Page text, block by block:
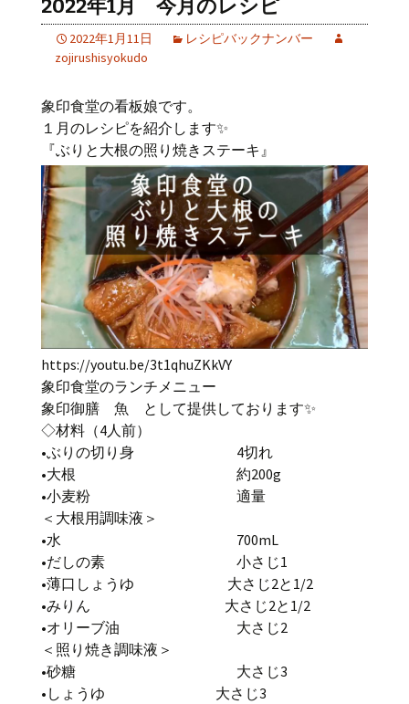
2022年1月 今月のレシピ
2022年1月11日
レシピバックナンバー
zojirushisyokudo
象印食堂の看板娘です。
１月のレシピを紹介します✨
『ぶりと大根の照り焼きステーキ』
https://youtu.be/3t1qhuZKkVY
象印食堂のランチメニュー
象印御膳 魚 として提供しております✨
◇材料（4人前）
•ぶりの切り身 4切れ
•大根 約200g
•小麦粉 適量
＜大根用調味液＞
•水 700mL
•だしの素 小さじ1
•薄口しょうゆ 大さじ2と1/2
•みりん 大さじ2と1/2
•オリーブ油 大さじ2
＜照り焼き調味液＞
•砂糖 大さじ3
•しょうゆ 大さじ3